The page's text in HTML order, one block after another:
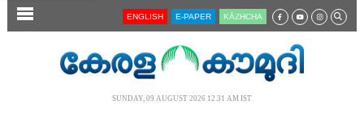
SECTIONS ENGLISH E-PAPER KĀZHCHA
SUNDAY, 09 AUGUST 2026 12.31 AM IST